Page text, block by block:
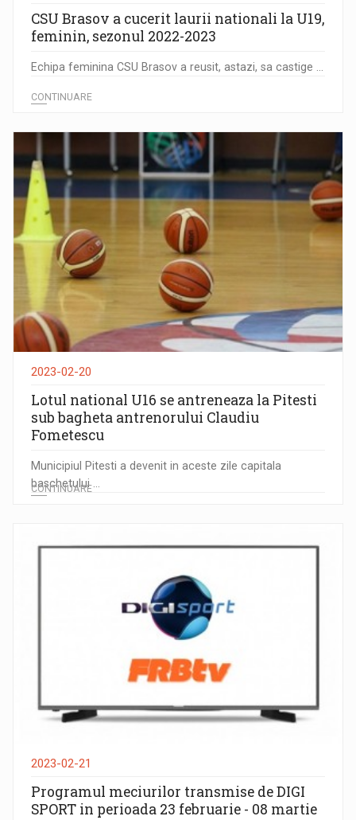
CSU Brasov a cucerit laurii nationali la U19,
feminin, sezonul 2022-2023
Echipa feminina CSU Brasov a reusit, astazi, sa castige ...
CONTINUARE
2023-02-20
Lotul national U16 se antreneaza la Pitesti
sub bagheta antrenorului Claudiu
Fometescu
Municipiul Pitesti a devenit in aceste zile capitala
baschetului ...
CONTINUARE
2023-02-21
Programul meciurilor transmise de DIGI
SPORT in perioada 23 februarie - 08 martie